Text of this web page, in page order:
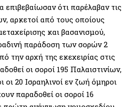
ότι παρέλαβαν τις
αρκετοί από τους οποίους
και βασανισμού,
παράδοση των σορών 2
την αρχή της εκεχειρίας στις
οι σοροί 195 Παλαιστινίων,
οι 20 Ισραηλινοί εν ζωή όμηροι
παραδοθεί οι σοροί 16